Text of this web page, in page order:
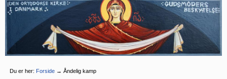
Du er her: Forside → Åndelig kamp